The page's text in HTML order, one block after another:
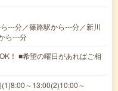
---分／篠路駅から---分／新川
ら---分
！ ■希望の曜日があればご相
～13:00(2)10:00～